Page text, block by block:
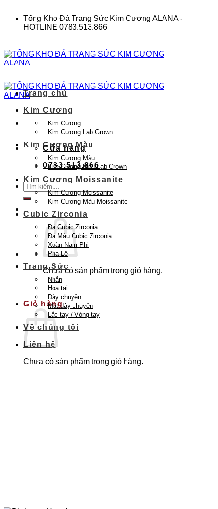
content
Tổng Kho Đá Trang Sức Kim Cương ALANA -
HOTLINE 0783.513.866
Cửa hàng
0783.513.866
Tìm
kiếm:
Chưa có sản phẩm trong giỏ hàng.
Quay trở lại cửa hàng
Giỏ hàng
Chưa có sản phẩm trong giỏ hàng.
Trang chủ
Kim Cương
Kim Cương
Kim Cương Lab Grown
Kim Cương Màu
Kim Cương Màu
Kim Cương Màu Lab Crown
Kim Cương Moissanite
Kim Cương Moissanite
Kim Cương Màu Moissanite
Cubic Zirconia
Đá Cubic Zirconia
Đá Màu Cubic Zirconia
Xoàn Nam Phi
Pha Lê
Trang Sức
Nhẫn
Hoa tai
Dây chuyền
Mặt dây chuyền
Lắc tay / Vòng tay
Về chúng tôi
Liên hệ